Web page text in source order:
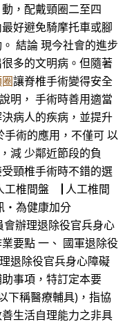
，配戴頸圈二至四
好避免騎摩托車或腳
結論 現今社會的進步
多的文明病。但隨著
讓脊椎手術變得安全
明， 手術時善用適當
病人的疾病，並提升
術的應用，不僅可 以
減 少鄰近節段的負
頸椎手術時不錯的選
工椎間盤 ▕ 人工椎間
‧為健康加分
辦理退除役官兵身心
要點 一、 國軍退除役
退除役官兵身心障礙
事項，特訂定本要
下稱醫療輔具)，指協
生活自理能力之非具